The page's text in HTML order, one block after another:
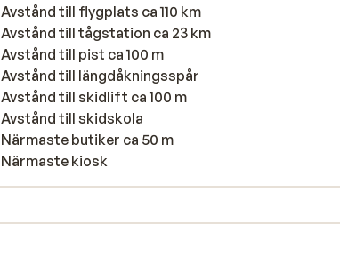
Avstånd till flygplats ca 110 km
Avstånd till tågstation ca 23 km
Avstånd till pist ca 100 m
Avstånd till längdåkningsspår
Avstånd till skidlift ca 100 m
Avstånd till skidskola
Närmaste butiker ca 50 m
Närmaste kiosk